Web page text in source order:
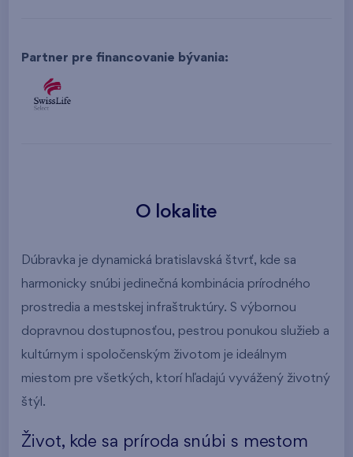
Partner pre financovanie bývania:
O lokalite
Dúbravka je dynamická bratislavská štvrť, kde sa
harmonicky snúbi jedinečná kombinácia prírodného
prostredia a mestskej infraštruktúry. S výbornou
dopravnou dostupnosťou, pestrou ponukou služieb a
kultúrnym i spoločenským životom je ideálnym
miestom pre všetkých, ktorí hľadajú vyvážený životný
štýl.
Život, kde sa príroda snúbi s mestom